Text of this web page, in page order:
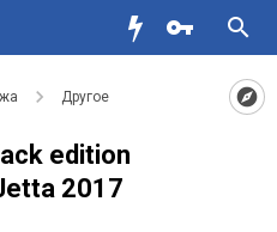
Другое
edition
2017